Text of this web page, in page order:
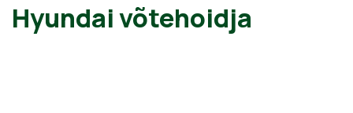
Hyundai võtehoidja